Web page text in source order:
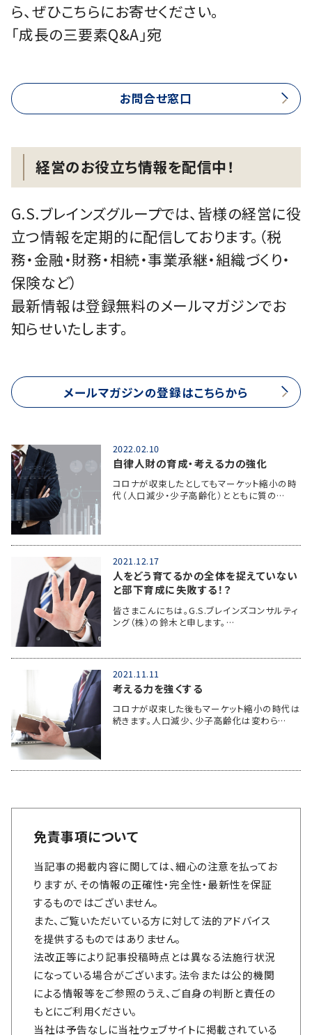
ら、ぜひこちらにお寄せください。
「成長の三要素Q&A」宛
お問合せ窓口
経営のお役立ち情報を配信中！
G.S.ブレインズグループでは、皆様の経営に役
立つ情報を定期的に配信しております。（税
務・金融・財務・相続・事業承継・組織づくり・
保険など）
最新情報は登録無料のメールマガジンでお
知らせいたします。
メールマガジンの登録はこちらから
2022.02.10
自律人財の育成・考える力の強化
コロナが収束したとしてもマーケット縮小の時
代（人口減少・少子高齢化）とともに質の…
2021.12.17
人をどう育てるかの全体を捉えていない
と部下育成に失敗する！？
皆さまこんにちは。G.S.ブレインズコンサルティ
ング（株）の鈴木と申します。…
2021.11.11
考える力を強くする
コロナが収束した後もマーケット縮小の時代は
続きます。人口減少、少子高齢化は変わら…
免責事項について
当記事の掲載内容に関しては、細心の注意を払ってお
りますが、その情報の正確性・完全性・最新性を保証
するものではございません。
また、ご覧いただいている方に対して法的アドバイス
を提供するものではありません。
法改正等により記事投稿時点とは異なる法施行状況
になっている場合がございます。法令または公的機関
による情報等をご参照のうえ、ご自身の判断と責任の
もとにご利用ください。
当社は予告なしに当社ウェブサイトに掲載されている